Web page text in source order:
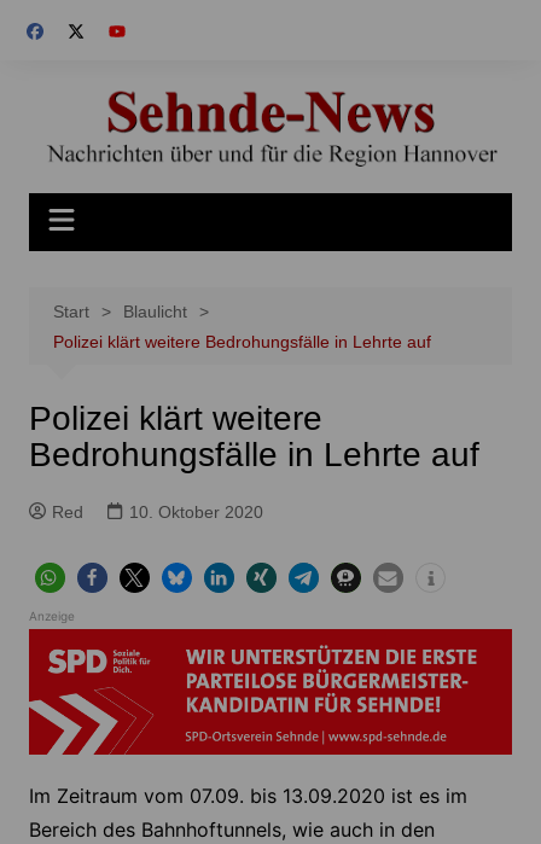
Inhalt
Start
Blaulicht
Polizei klärt weitere Bedrohungsfälle in Lehrte auf
Polizei klärt weitere
Bedrohungsfälle in Lehrte auf
Red 10. Oktober 2020
Anzeige
Im Zeitraum vom 07.09. bis 13.09.2020 ist es im
Bereich des Bahnhoftunnels, wie auch in den